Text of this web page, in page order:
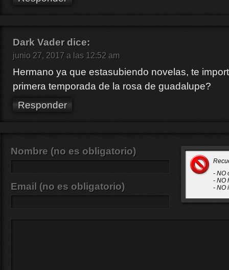
Dark Vader dice:
junio 27, 2017 a las 12:52 am
Hermano ya que estasubiendo novelas, te
primera temporada de la rosa de guadalupe?
Responder
- NO
- NO
- NO
Nombre (no es obligatorio)
Email (no es obligatorio)